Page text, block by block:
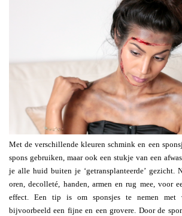
Met de verschillende kleuren schmink en een
spons gebruiken, maar ook een stukje van een
je alle huid buiten je ‘getransplanteerde’ gezicht.
oren, decolleté, handen, armen en rug mee, voor
effect. Een tip is om sponsjes te nemen met
bijvoorbeeld een fijne en een grovere. Door de